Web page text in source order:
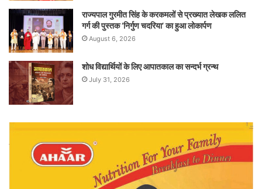
राज्यपाल गुरमीत सिंह के करकमलों से प्रख्यात लेखक ललित
गर्ग की पुस्तक ‘निर्गुण चदरिया’ का हुआ लोकार्पण
August 6, 2026
शोध विद्यार्थियों के लिए आपातकाल का सन्दर्भ ग्रन्थ
July 31, 2026